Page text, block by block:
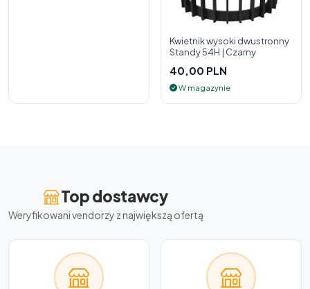
Kwietnik wysoki dwustronny
Standy 54H | Czarny
40,00 PLN
W magazynie
Top dostawcy
Weryfikowani vendorzy z największą ofertą